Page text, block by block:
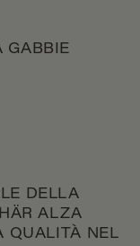
GABBIE
DELLA
ALZA
QUALITÀ NEL